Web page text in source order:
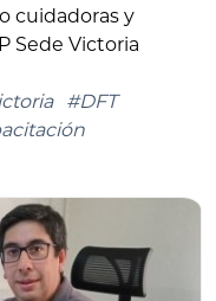
cuidadoras y
Sede Victoria
#DFT